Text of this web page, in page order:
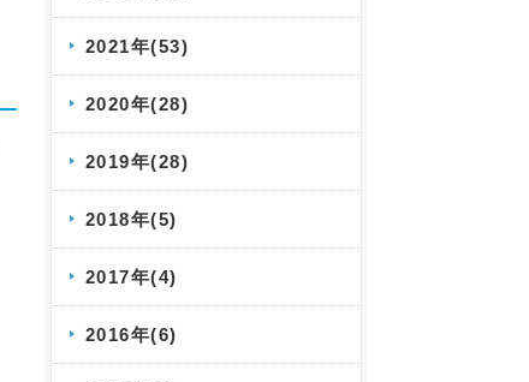
2021年(53)
2020年(28)
2019年(28)
2018年(5)
2017年(4)
2016年(6)